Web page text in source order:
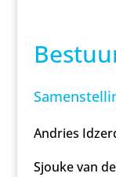
Andries
Sjouke van